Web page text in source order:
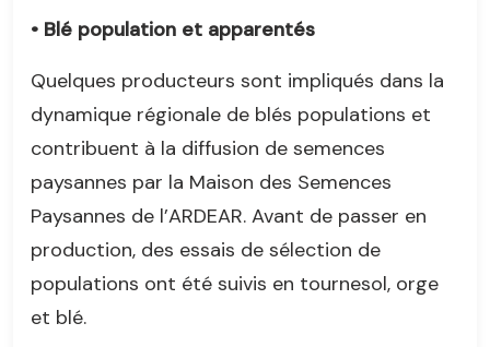
• Blé population et apparentés
Quelques producteurs sont impliqués dans la
dynamique régionale de blés populations et
contribuent à la diffusion de semences
paysannes par la Maison des Semences
Paysannes de l’ARDEAR. Avant de passer en
production, des essais de sélection de
populations ont été suivis en tournesol, orge
et blé.